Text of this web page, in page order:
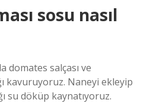
sosu nasıl
domates salçası ve
kavuruyoruz. Naneyi ekleyip
su döküp kaynatıyoruz.